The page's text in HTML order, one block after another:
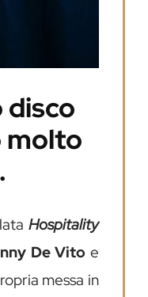
disco
molto
Hospitality
De Vito e
messa in